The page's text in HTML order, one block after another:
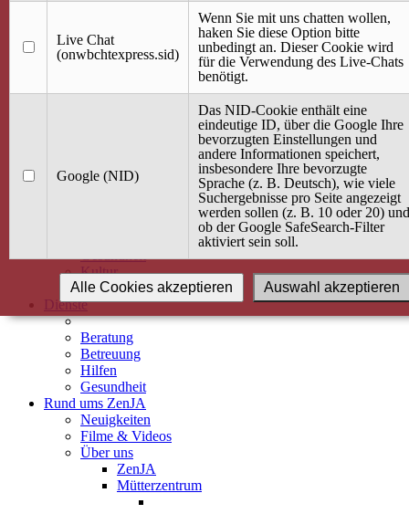
Terminkalender
Gemeinsam aktiv
Gemeinsam unterwegs
wirFAIRändern
Angebot / Kurs suchen
Babybauch & Elternschaft
Gesundheit
Kultur
Alle Kurse
Dienste
Beratung
Betreuung
Hilfen
Gesundheit
Rund ums ZenJA
Neuigkeiten
Filme & Videos
Über uns
ZenJA
Mütterzentrum
Live Chat
(onwbchtexpress.sid)
Wenn Sie mit uns chatten wollen,
haken Sie diese Option bitte
unbedingt an. Dieser Cookie wird
für die Verwendung des Live-Chats
benötigt.
Google (NID)
Das NID-Cookie enthält eine
eindeutige ID, über die Google Ihre
bevorzugten Einstellungen und
andere Informationen speichert,
insbesondere Ihre bevorzugte
Sprache (z. B. Deutsch), wie viele
Suchergebnisse pro Seite angezeigt
werden sollen (z. B. 10 oder 20) und
ob der Google SafeSearch-Filter
aktiviert sein soll.
Auswahl akzeptieren
Alle Cookies akzeptieren